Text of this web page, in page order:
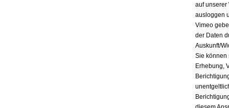
auf unserer
ausloggen
Vimeo
der Daten
Auskunft/
Sie können
Erhebung,